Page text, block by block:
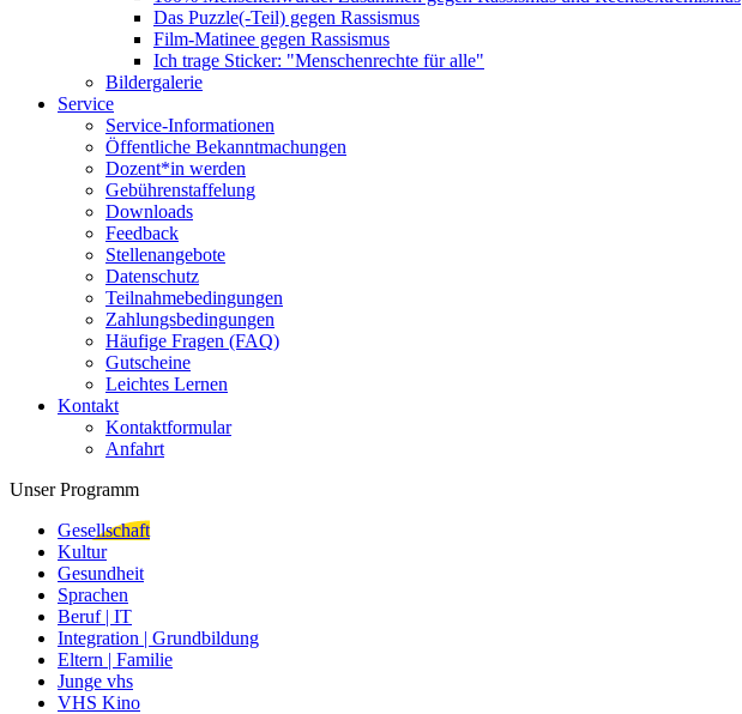
Das Puzzle(-Teil) gegen Rassismus
Film-Matinee gegen Rassismus
Ich trage Sticker: "Menschenrechte für alle"
Bildergalerie
Service
Service-Informationen
Öffentliche Bekanntmachungen
Dozent*in werden
Gebührenstaffelung
Downloads
Feedback
Stellenangebote
Datenschutz
Teilnahmebedingungen
Zahlungsbedingungen
Häufige Fragen (FAQ)
Gutscheine
Leichtes Lernen
Kontakt
Kontaktformular
Anfahrt
Unser Programm
Gesellschaft
Kultur
Gesundheit
Sprachen
Beruf | IT
Integration | Grundbildung
Eltern | Familie
Junge vhs
VHS Kino